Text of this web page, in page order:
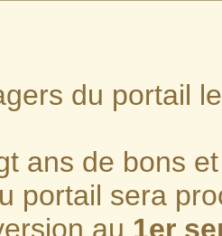
du portail
ans de bons
portail sera
au 1er